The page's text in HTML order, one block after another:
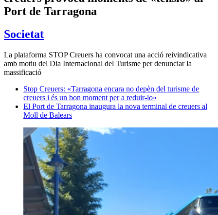
Port de Tarragona
Societat
La plataforma STOP Creuers ha convocat una acció reivindicativa
amb motiu del Dia Internacional del Turisme per denunciar la
massificació
Stop Creuers: «Tarragona encara no depèn del turisme de
creuers i és un bon moment per a reduir-lo»
El Port de Tarragona inaugura la nova terminal de creuers al
Moll de Balears